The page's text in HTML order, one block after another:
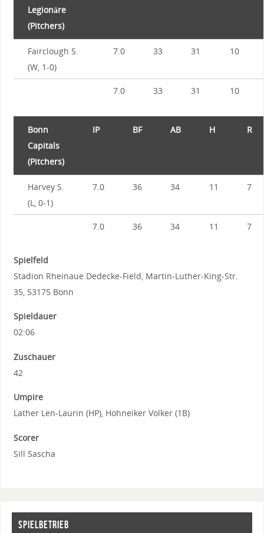
Legionäre
(Pitchers)
Fairclough S.
(W, 1-0)
7.0 33 31 10
7.0 33 31 10
Bonn
Capitals
(Pitchers)
IP BF AB H R
Harvey S.
(L, 0-1)
7.0 36 34 11 7
7.0 36 34 11 7
Spielfeld
Stadion Rheinaue Dedecke-Field, Martin-Luther-King-Str.
35, 53175 Bonn
Spieldauer
02:06
Zuschauer
42
Umpire
Lather Len-Laurin (HP), Hohneiker Volker (1B)
Scorer
Sill Sascha
SPIELBETRIEB